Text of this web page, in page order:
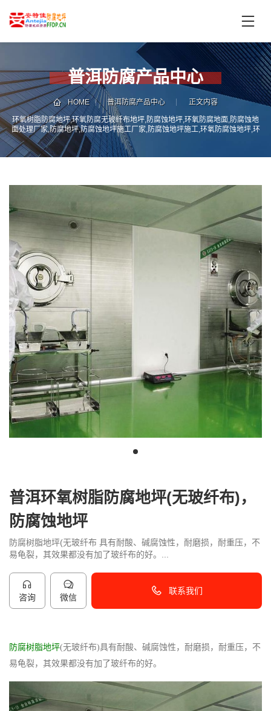
页
中
心
技
术
支
持
服
务
案
讯
务
域
联
系
我
们
电
话
咨
询
普洱防腐产品中心
HOME 普洱防腐产品中心 正文内容
环氧树脂防腐地坪,环氧防腐无玻纤布地坪,防腐蚀地坪,环氧防腐地面,防腐蚀地
面处理厂家,防腐地坪,防腐蚀地坪施工厂家,防腐蚀地坪施工,环氧防腐蚀地坪,环
氧乙烯基防腐蚀地坪
普洱环氧树脂防腐地坪(无玻纤布)，
防腐蚀地坪
防腐树脂地坪(无玻纤布 具有耐酸、碱腐蚀性，耐磨损，耐重压，不
易龟裂，其效果都没有加了玻纤布的好。...
咨询 微信
联系我们
防腐树脂地坪(无玻纤布)具有耐酸、碱腐蚀性，耐磨损，耐重压，不
易龟裂，其效果都没有加了玻纤布的好。